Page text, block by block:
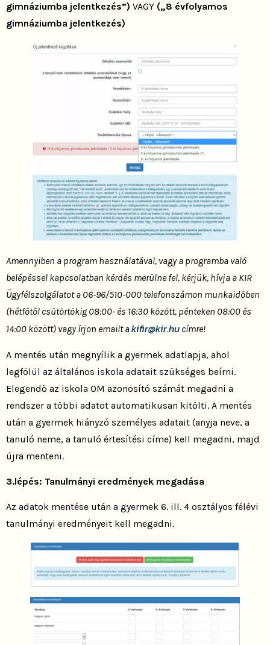
gimnáziumba jelentkezés”) VAGY („8 évfolyamos
gimnáziumba jelentkezés)
Amennyiben a program használatával, vagy a programba való
belépéssel kapcsolatban kérdés merülne fel, kérjük, hívja a KIR
Ügyfélszolgálatot a 06-96/510-000 telefonszámon munkaidőben
(hétfőtől csütörtökig 08:00- és 16:30 között, pénteken 08:00 és
14:00 között) vagy írjon emailt akifir@kir.hu címre!
A mentés után megnyílik a gyermek adatlapja, ahol
legfölül az általános iskola adatait szükséges beírni.
Elegendő az iskola OM azonosító számát megadni a
rendszer a többi adatot automatikusan kitölti. A mentés
után a gyermek hiányzó személyes adatait (anyja neve, a
tanuló neme, a tanuló értesítési címe) kell megadni, majd
újra menteni.
3.lépés: Tanulmányi eredmények megadása
Az adatok mentése után a gyermek 6. ill. 4 osztályos félévi
tanulmányi eredményeit kell megadni.